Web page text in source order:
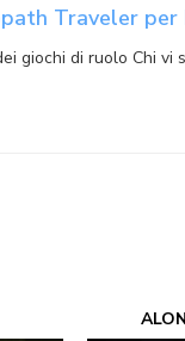
Traveler per
giochi di ruolo Chi vi